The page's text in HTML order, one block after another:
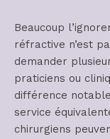
Beaucoup
réfractive n’est
demander
praticiens ou
différence
service
chirurgiens